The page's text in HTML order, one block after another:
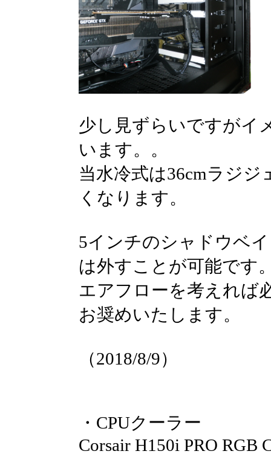
少し見ずらいですがイ
います。。
当水冷式は36cmラジ
くなります。
5インチのシャドウベ
は外すことが可能です
エアフローを考えれば
お奨めいたします。
（2018/8/9）
・ CPUクーラー
Corsair H150i PRO RGB